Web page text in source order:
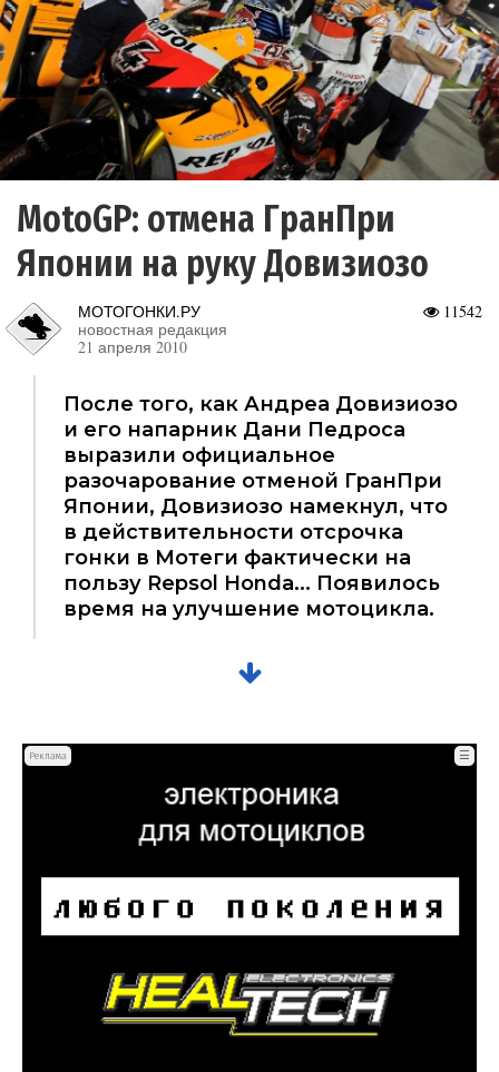
MotoGP: отмена ГранПри
Японии на руку Довизиозо
11542
МОТОГОНКИ.РУ
новостная редакция
21 апреля 2010
После того, как Андреа Довизиозо
и его напарник Дани Педроса
выразили официальное
разочарование отменой ГранПри
Японии, Довизиозо намекнул, что
в действительности отсрочка
гонки в Мотеги фактически на
пользу Repsol Honda... Появилось
время на улучшение мотоцикла.
Реклама ☰